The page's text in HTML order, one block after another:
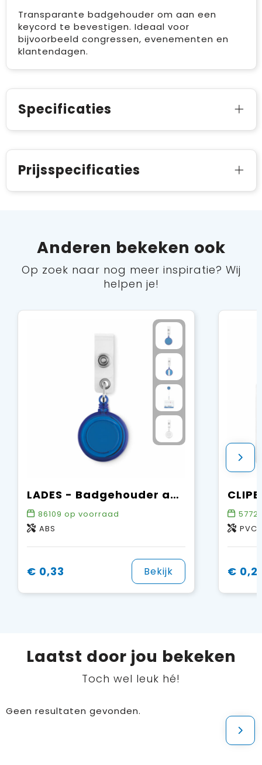
Transparante badgehouder om aan een
keycord te bevestigen. Ideaal voor
bijvoorbeeld congressen, evenementen en
klantendagen.
Specificaties
Prijsspecificaties
Anderen bekeken ook
Op zoek naar nog meer inspiratie? Wij
helpen je!
LADES - Badgehouder aan koordje
86109 op voorraad
ABS
€ 0,33 Bekijk
PVC
€
Laatst door jou bekeken
Toch wel leuk hé!
Geen resultaten gevonden.